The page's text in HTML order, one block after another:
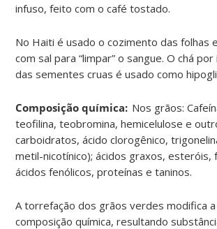
infuso, feito com o café tostado.
No Haiti é usado o cozimento das folhas
com sal para “limpar” o sangue. O chá por
das sementes cruas é usado como
Composição química: Nos grãos:
teofilina, teobromina, hemicelulose e
carboidratos, ácidoclorogênico,
metil-nicotínico); ácidos graxos, esteróis,
ácidos fenólicos, proteínas e taninos.
A torrefação dos grãos verdes modifica a
composição química, resultando